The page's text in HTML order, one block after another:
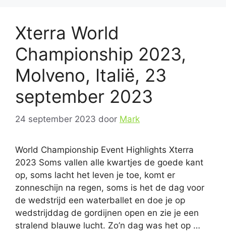
Xterra World
Championship 2023,
Molveno, Italië, 23
september 2023
24 september 2023 door Mark
World Championship Event Highlights Xterra
2023 Soms vallen alle kwartjes de goede kant
op, soms lacht het leven je toe, komt er
zonneschijn na regen, soms is het de dag voor
de wedstrijd een waterballet en doe je op
wedstrijddag de gordijnen open en zie je een
stralend blauwe lucht. Zo’n dag was het op …